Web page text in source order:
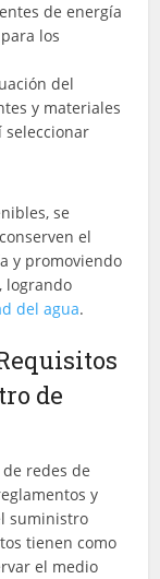
de energía
los
del
y materiales
seleccionar
se
el
y promoviendo
logrando
del agua.
de
redes de
y
suministro
tienen como
el medio